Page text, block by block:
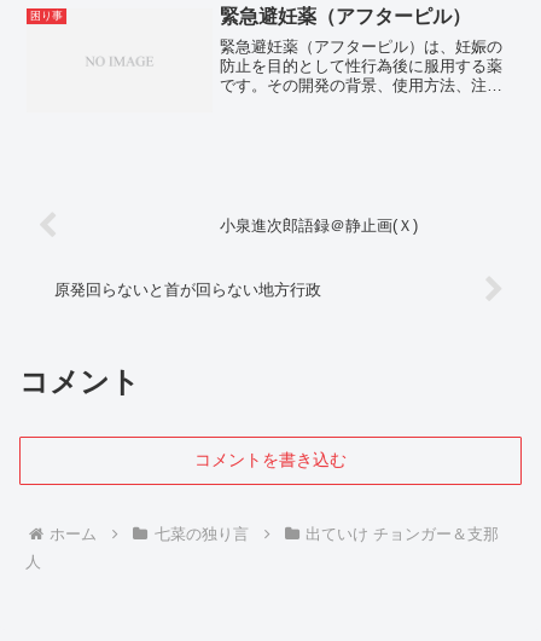
うに活用できるかについて調べてみまし
た。2・6・2...
困り事 緊急避妊薬（アフターピル）
緊急避妊薬（アフターピル）は、妊娠の
防止を目的として性行為後に服用する薬
です。その開発の背景、使用方法、注意
小泉進次郎語録＠静止画(Ｘ)
原発回らないと首が回らない地方行政
コメント
コメントを書き込む
ホーム 七菜の独り言
出ていけ チョンガー＆支那
人